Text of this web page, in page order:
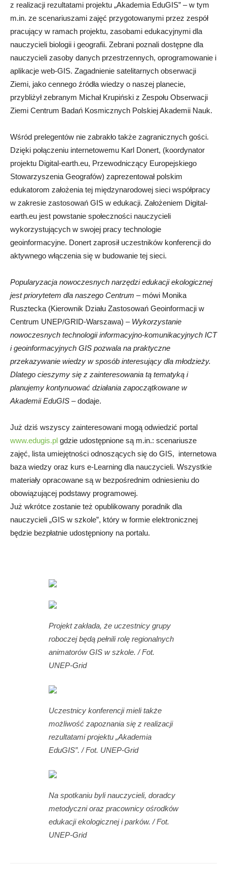
z realizacji rezultatami projektu „Akademia EduGIS” – w tym
m.in. ze scenariuszami zajęć przygotowanymi przez zespół
pracujący w ramach projektu, zasobami edukacyjnymi dla
nauczycieli biologii i geografii. Zebrani poznali dostępne dla
nauczycieli zasoby danych przestrzennych, oprogramowanie i
aplikacje web-GIS. Zagadnienie satelitarnych obserwacji
Ziemi, jako cennego źródła wiedzy o naszej planecie,
przybliżył zebranym Michał Krupiński z Zespołu Obserwacji
Ziemi Centrum Badań Kosmicznych Polskiej Akademii Nauk.
Wśród prelegentów nie zabrakło także zagranicznych gości.
Dzięki połączeniu internetowemu Karl Donert, (koordynator
projektu Digital-earth.eu, Przewodniczący Europejskiego
Stowarzyszenia Geografów) zaprezentował polskim
edukatorom założenia tej międzynarodowej sieci współpracy
w zakresie zastosowań GIS w edukacji. Założeniem Digital-
earth.eu jest powstanie społeczności nauczycieli
wykorzystujących w swojej pracy technologie
geoinformacyjne. Donert zaprosił uczestników konferencji do
aktywnego włączenia się w budowanie tej sieci.
Popularyzacja nowoczesnych narzędzi edukacji ekologicznej
jest priorytetem dla naszego Centrum – mówi Monika
Rusztecka (Kierownik Działu Zastosowań Geoinformacji w
Centrum UNEP/GRID-Warszawa) – Wykorzystanie
nowoczesnych technologii informacyjno-komunikacyjnych ICT
i geoinformacyjnych GIS pozwala na praktyczne
przekazywanie wiedzy w sposób interesujący dla młodzieży.
Dlatego cieszymy się z zainteresowania tą tematyką i
planujemy kontynuować działania zapoczątkowane w
Akademii EduGIS – dodaje.
Już dziś wszyscy zainteresowani mogą odwiedzić portal
www.edugis.pl gdzie udostępnione są m.in.: scenariusze
zajęć, lista umiejętności odnoszących się do GIS, internetowa
baza wiedzy oraz kurs e-Learning dla nauczycieli. Wszystkie
materiały opracowane są w bezpośrednim odniesieniu do
obowiązującej podstawy programowej.
Już wkrótce zostanie też opublikowany poradnik dla
nauczycieli „GIS w szkole”, który w formie elektronicznej
będzie bezpłatnie udostępniony na portalu.
Projekt zakłada, że uczestnicy grupy
roboczej będą pełnili rolę regionalnych
animatorów GIS w szkole. / Fot.
UNEP-Grid
Uczestnicy konferencji mieli także
możliwość zapoznania się z realizacji
rezultatami projektu „Akademia
EduGIS”. / Fot. UNEP-Grid
Na spotkaniu byli nauczycieli, doradcy
metodyczni oraz pracownicy ośrodków
edukacji ekologicznej i parków. / Fot.
UNEP-Grid